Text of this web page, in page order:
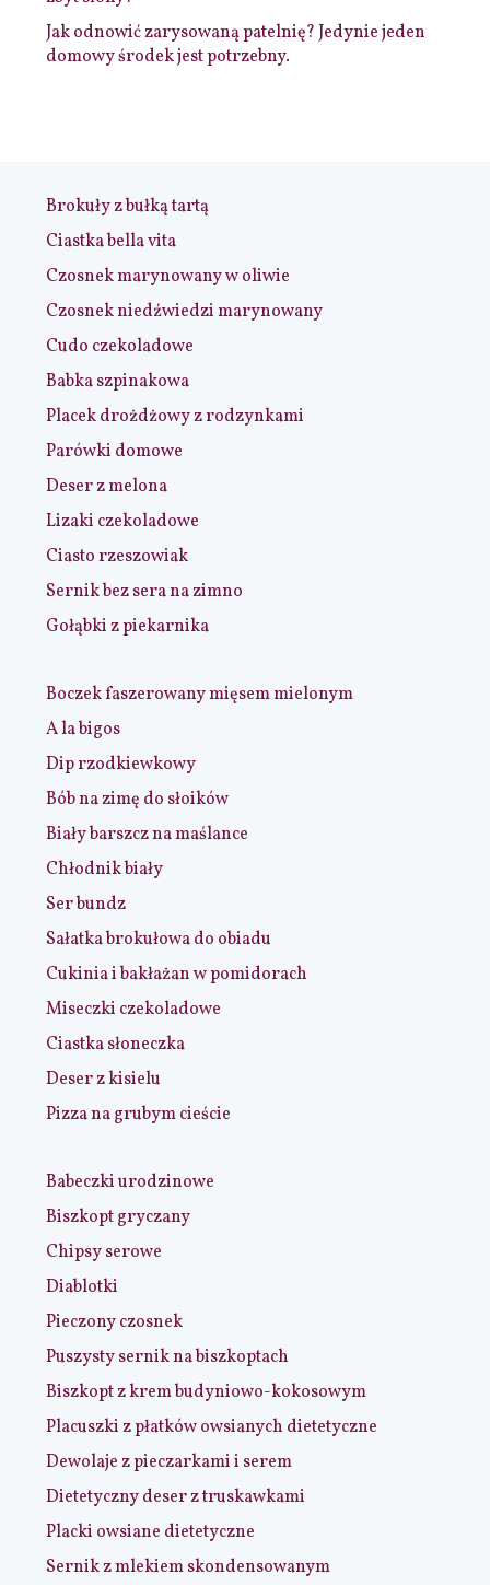
Jak odnowić zarysowaną patelnię? Jedynie jeden
domowy środek jest potrzebny.
Brokuły z bułką tartą
Ciastka bella vita
Czosnek marynowany w oliwie
Czosnek niedźwiedzi marynowany
Cudo czekoladowe
Babka szpinakowa
Placek drożdżowy z rodzynkami
Parówki domowe
Deser z melona
Lizaki czekoladowe
Ciasto rzeszowiak
Sernik bez sera na zimno
Gołąbki z piekarnika
Boczek faszerowany mięsem mielonym
A la bigos
Dip rzodkiewkowy
Bób na zimę do słoików
Biały barszcz na maślance
Chłodnik biały
Ser bundz
Sałatka brokułowa do obiadu
Cukinia i bakłażan w pomidorach
Miseczki czekoladowe
Ciastka słoneczka
Deser z kisielu
Pizza na grubym cieście
Babeczki urodzinowe
Biszkopt gryczany
Chipsy serowe
Diablotki
Pieczony czosnek
Puszysty sernik na biszkoptach
Biszkopt z krem budyniowo-kokosowym
Placuszki z płatków owsianych dietetyczne
Dewolaje z pieczarkami i serem
Dietetyczny deser z truskawkami
Placki owsiane dietetyczne
Sernik z mlekiem skondensowanym